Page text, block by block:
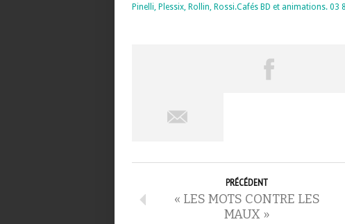
Pinelli, Plessix, Rollin, Rossi.Cafés BD et animations.
PRÉCÉDENT
« LES MOTS CONTRE LES
MAUX »